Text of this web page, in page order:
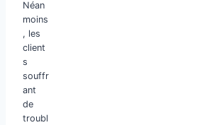
Néan
moins
, les
client
s
souffr
ant
de
troubl